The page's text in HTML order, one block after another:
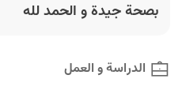
بصحة جيدة و الحمد لله
الدراسة و العمل